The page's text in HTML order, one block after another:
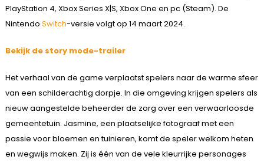
PlayStation 4, Xbox Series X|S, Xbox One en pc (Steam). De
Nintendo Switch-versie volgt op 14 maart 2024.
Bekijk de story mode-trailer
Het verhaal van de game verplaatst spelers naar de warme sfeer
van een schilderachtig dorpje. In die omgeving krijgen spelers als
nieuw aangestelde beheerder de zorg over een verwaarloosde
gemeentetuin. Jasmine, een plaatselijke fotograaf met een
passie voor bloemen en tuinieren, komt de speler welkom heten
en wegwijs maken. Zij is één van de vele kleurrijke personages